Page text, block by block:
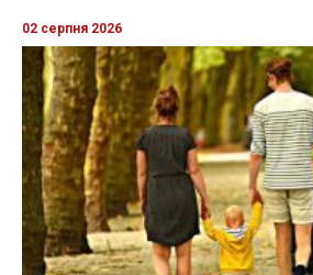
02 серпня 2026